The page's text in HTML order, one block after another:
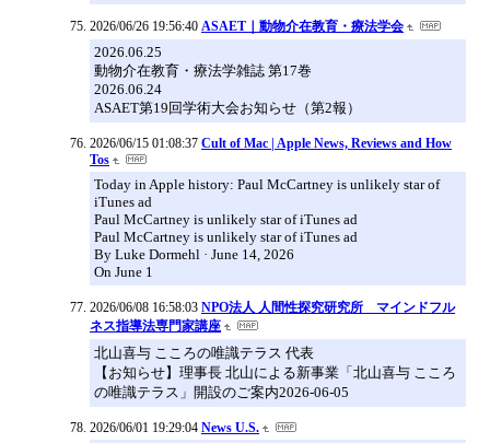
2026/06/26 19:56:40 ASAET｜動物介在教育・療法学会
2026.06.25
動物介在教育・療法学雑誌 第17巻
2026.06.24
ASAET第19回学術大会お知らせ（第2報）
2026/06/15 01:08:37 Cult of Mac | Apple News, Reviews and How
Tos
Today in Apple history: Paul McCartney is unlikely star of
iTunes ad
Paul McCartney is unlikely star of iTunes ad
Paul McCartney is unlikely star of iTunes ad
By Luke Dormehl · June 14, 2026
On June 1
2026/06/08 16:58:03 NPO法人 人間性探究研究所 マインドフル
ネス指導法専門家講座
北山喜与 こころの唯識テラス 代表
【お知らせ】理事長 北山による新事業「北山喜与 こころ
の唯識テラス」開設のご案内2026-06-05
2026/06/01 19:29:04 News U.S.